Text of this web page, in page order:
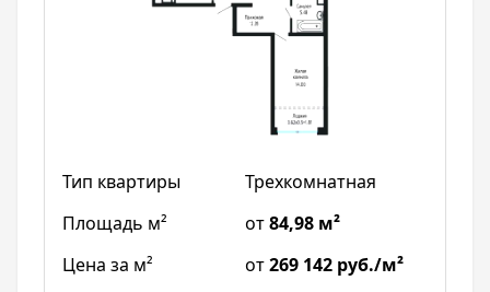
Трехкомнатная
от84,98 м²
от269 142 руб./м²